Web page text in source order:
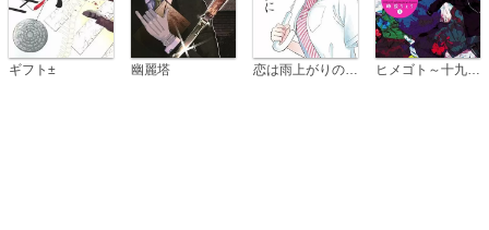
ギフト± 幽麗塔 恋は雨上がりのように ヒメゴト～十九歳の制服～